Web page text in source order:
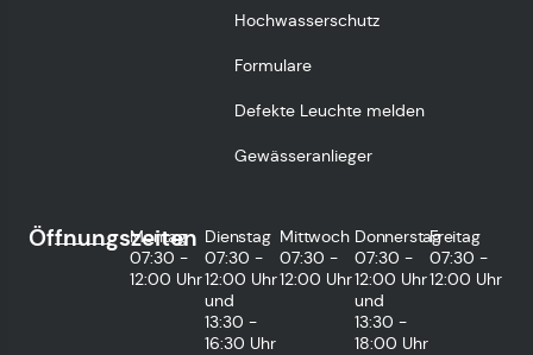
Hochwasserschutz
Formulare
Defekte Leuchte melden
Gewässeranlieger
Öffnungszeiten
Montag
07:30 -
12:00 Uhr
Dienstag
07:30 -
12:00 Uhr
und
13:30 -
16:30 Uhr
Mittwoch
07:30 -
12:00 Uhr
Donnerstag
07:30 -
12:00 Uhr
und
13:30 -
18:00 Uhr
Freitag
07:30 -
12:00 Uhr